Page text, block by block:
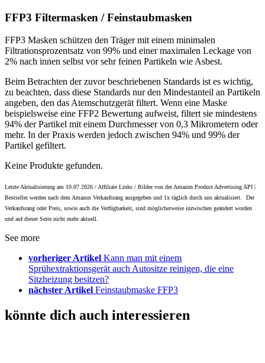
FFP3 Filtermasken / Feinstaubmasken
FFP3 Masken schützen den Träger mit einem minimalen
Filtrationsprozentsatz von 99% und einer maximalen Leckage von
2% nach innen selbst vor sehr feinen Partikeln wie Asbest.
Beim Betrachten der zuvor beschriebenen Standards ist es wichtig,
zu beachten, dass diese Standards nur den Mindestanteil an Partikeln
angeben, den das Atemschutzgerät filtert. Wenn eine Maske
beispielsweise eine FFP2 Bewertung aufweist, filtert sie mindestens
94% der Partikel mit einem Durchmesser von 0,3 Mikrometern oder
mehr. In der Praxis werden jedoch zwischen 94% und 99% der
Partikel gefiltert.
Keine Produkte gefunden.
Letzte Aktualisierung am 10.07.2026 / Affiliate Links / Bilder von der Amazon Product Advertising API |
Bestseller werden nach dem Amazon Verkaufsrang ausgegeben und 1x täglich durch uns aktualisiert.
Der
Verkaufsrang oder Preis, sowie auch die Verfügbarkeit, sind möglicherweise inzwischen geändert worden
und auf dieser Seite nicht mehr aktuell.
See more
vorheriger Artikel Kann man mit einem
Sprühextraktionsgerät auch Autositze reinigen, die eine
Sitzheizung besitzen?
nächster Artikel Feinstaubmaske FFP3
könnte dich auch interessieren